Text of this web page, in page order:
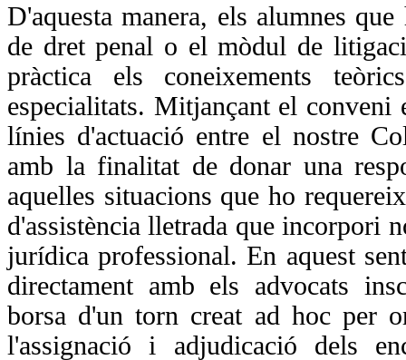
D'aquesta manera, els alumnes
de dret penal o el mòdul de
pràctica els coneixements
especialitats. Mitjançant el conveni
línies d'actuació entre el nostre
amb la finalitat de donar una
aquelles situacions que ho
d'assistència lletrada que incorpori
jurídica professional. En aquest
directament amb els advocats
borsa d'un torn creat ad hoc per
l'assignació i adjudicació dels